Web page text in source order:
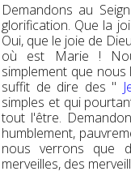
Demandons au
glorification. Que la
Oui, que le joie de
où est Marie !
simplement que
suffit de dire des "
simples et qui
tout l'être.
humblement,
nous verrons que
merveilles, des